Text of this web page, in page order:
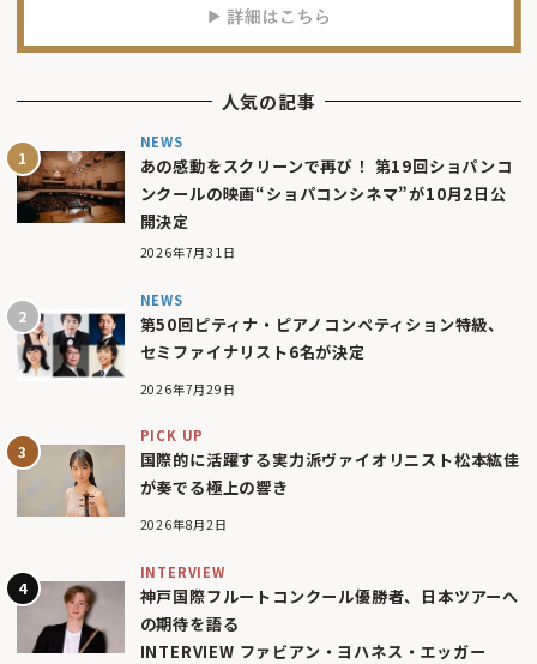
人気の記事
NEWS
あの感動をスクリーンで再び！ 第19回ショパンコ
ンクールの映画“ショパコンシネマ”が10月2日公
開決定
2026年7月31日
NEWS
第50回ピティナ・ピアノコンペティション特級、
セミファイナリスト6名が決定
2026年7月29日
PICK UP
国際的に活躍する実力派ヴァイオリニスト松本紘佳
が奏でる極上の響き
2026年8月2日
INTERVIEW
神戸国際フルートコンクール優勝者、日本ツアーへ
の期待を語る
INTERVIEW ファビアン・ヨハネス・エッガー